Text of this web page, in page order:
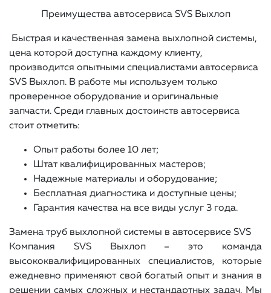
Преимущества автосервиса SVS Выхлоп
Быстрая и качественная замена выхлопной системы,
цена которой доступна каждому клиенту,
производится опытными специалистами автосервиса
SVS Выхлоп. В работе мы используем только
проверенное оборудование и оригинальные
запчасти. Среди главных достоинств автосервиса
стоит отметить:
Опыт работы более 10 лет;
Штат квалифицированных мастеров;
Надежные материалы и оборудование;
Бесплатная диагностика и доступные цены;
Гарантия качества на все виды услуг 3 года.
Замена труб выхлопной системы в автосервисе SVS
Компания SVS Выхлоп – это команда
высококвалифицированных специалистов, которые
ежедневно применяют свой богатый опыт и знания в
решении самых сложных и нестандартных задач. Мы